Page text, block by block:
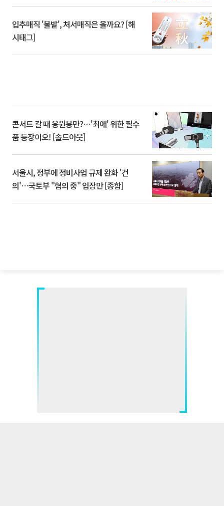
입추매직 '불발', 처서매직은 올까요? [해
시태그]
콘서트 갈 때 응원봉만?⋯'최애' 위한 필수
품 등장이오! [솔드아웃]
서울시, 정부에 정비사업 규제 완화 '건
의'⋯국토부 "협의 중" 입장만 [종합]